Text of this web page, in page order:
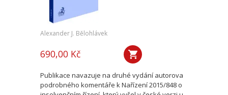
Alexander J. Bělohlávek
690,00 Kč
Publikace navazuje na druhé vydání autorova
podrobného komentáře k Nařízení 2015/848 o